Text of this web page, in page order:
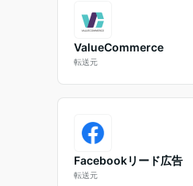
ValueCommerce
転送元
Facebookリード広告
転送元